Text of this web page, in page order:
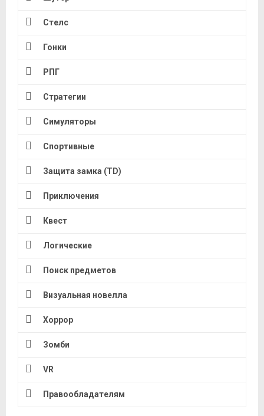
Стелс
Гонки
РПГ
Стратегии
Симуляторы
Спортивные
Защита замка (TD)
Приключения
Квест
Логические
Поиск предметов
Визуальная новелла
Хоррор
Зомби
VR
Правообладателям